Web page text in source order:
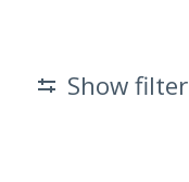
Show filter